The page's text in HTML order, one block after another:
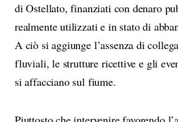
di Ostellato, finanziati con denaro
realmente utilizzati e in stato di
A ciò si aggiunge l’assenza di
fluviali, le strutture ricettive e gli
si affacciano sul fiume.